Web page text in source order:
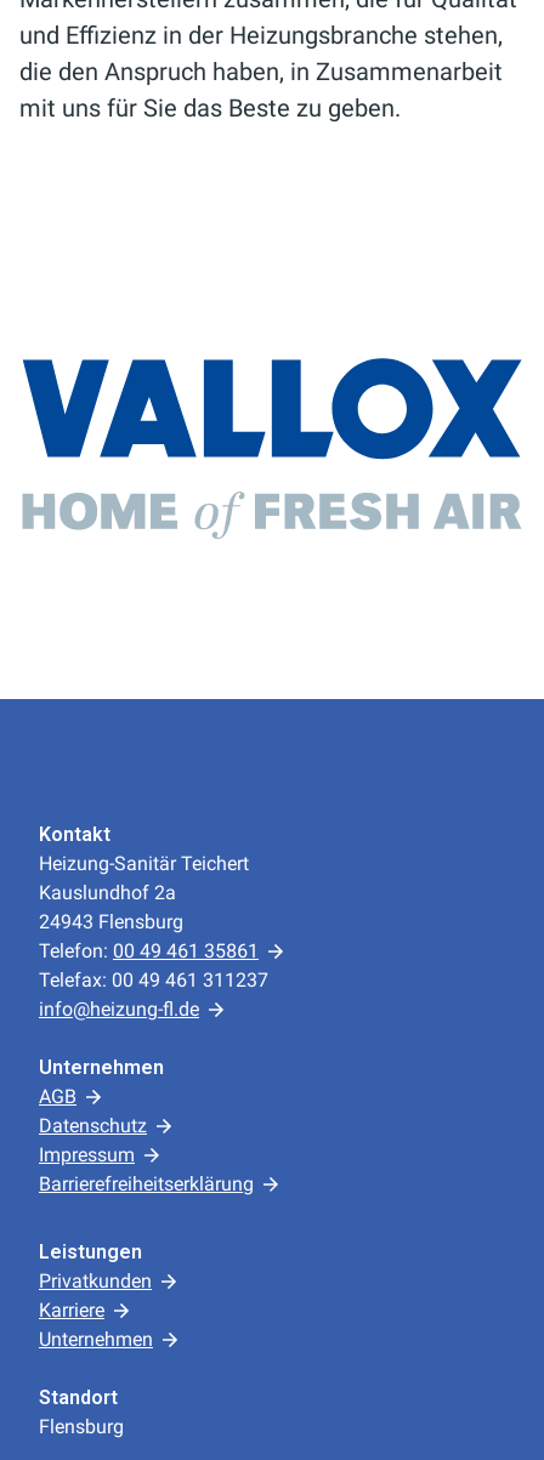
und Effizienz in der Heizungsbranche stehen,
die den Anspruch haben, in Zusammenarbeit
mit uns für Sie das Beste zu geben.
Kontakt
Heizung-Sanitär Teichert
Kauslundhof 2a
24943 Flensburg
Telefon: 00 49 461 35861
Telefax: 00 49 461 311237
info@heizung-fl.de
Unternehmen
AGB
Datenschutz
Impressum
Barrierefreiheitserklärung
Leistungen
Privatkunden
Karriere
Unternehmen
Standort
Flensburg